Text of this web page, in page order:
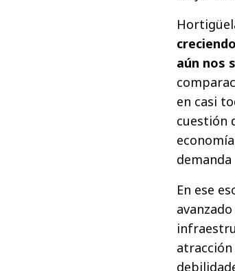
aún nos
en casi
cuestión
En ese